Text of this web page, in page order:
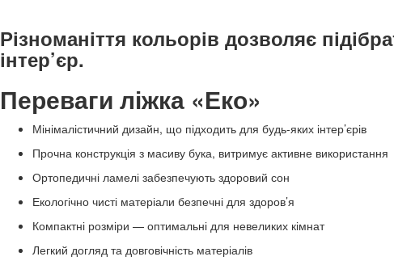
Різноманіття кольорів дозволяє
інтер’єр.
Переваги ліжка «Еко»
Мінімалістичний дизайн, що підходить для будь-яких інтер’єрів
Прочна конструкція з масиву бука, витримує активне використання
Ортопедичні ламелі забезпечують здоровий сон
Екологічно чисті матеріали безпечні для здоров’я
Компактні розміри — оптимальні для невеликих кімнат
Легкий догляд та довговічність матеріалів